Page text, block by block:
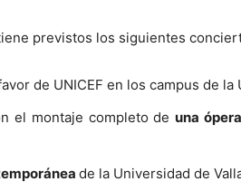
previstos los siguientes
de UNICEF en los campus de la
el montaje completo de una ópera
de la Universidad de